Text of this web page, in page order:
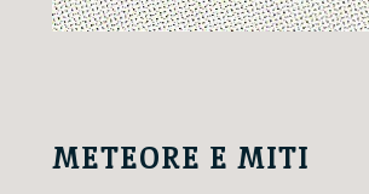
METEORE E MITI